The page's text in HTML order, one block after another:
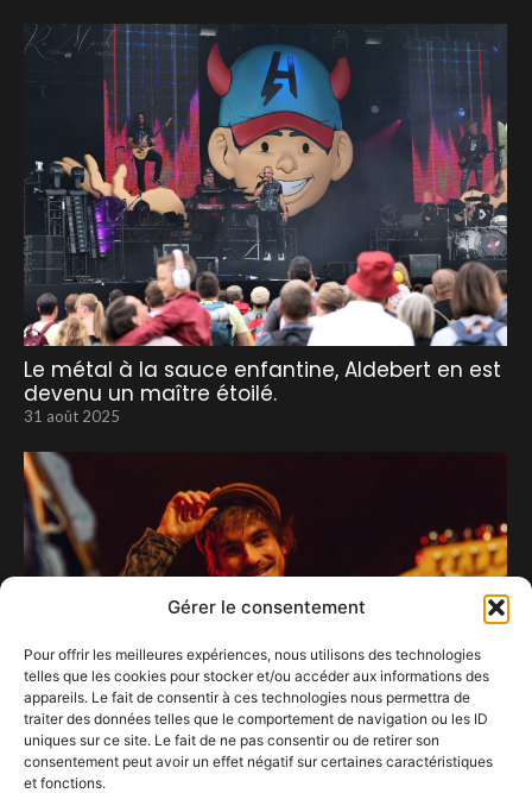
Gérer le consentement
Pour offrir les meilleures expériences, nous utilisons des technologies
telles que les cookies pour stocker et/ou accéder aux informations des
appareils. Le fait de consentir à ces technologies nous permettra de
traiter des données telles que le comportement de navigation ou les ID
uniques sur ce site. Le fait de ne pas consentir ou de retirer son
consentement peut avoir un effet négatif sur certaines caractéristiques
et fonctions.
Le métal à la sauce enfantine, Aldebert en est
devenu un maître étoilé.
31 août 2025